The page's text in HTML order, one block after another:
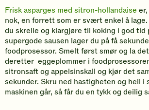
Frisk asparges med sitron-hollandaise
nok, en forrett som er svært enkel å lage.
du skrelle og klargjøre til koking i god tid
supergode sausen lager du på få
foodprosessor. Smelt først smør og la
deretter eggeplommer i
sitronsaft og appelsinskall og kjør det
sekunder. Skru ned hastigheten og hell i
maskinen går, så får du en tykk og deilig